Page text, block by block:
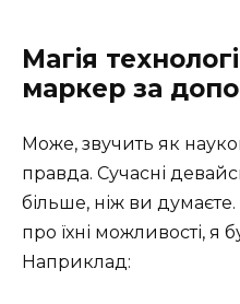
Магія
маркер за
Може, звучить як
правда. Сучасні
більше, ніж ви думаєте.
про їхні можливості, я
Наприклад: